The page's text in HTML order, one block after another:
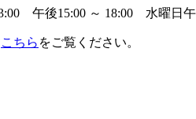
こちら をご覧ください。